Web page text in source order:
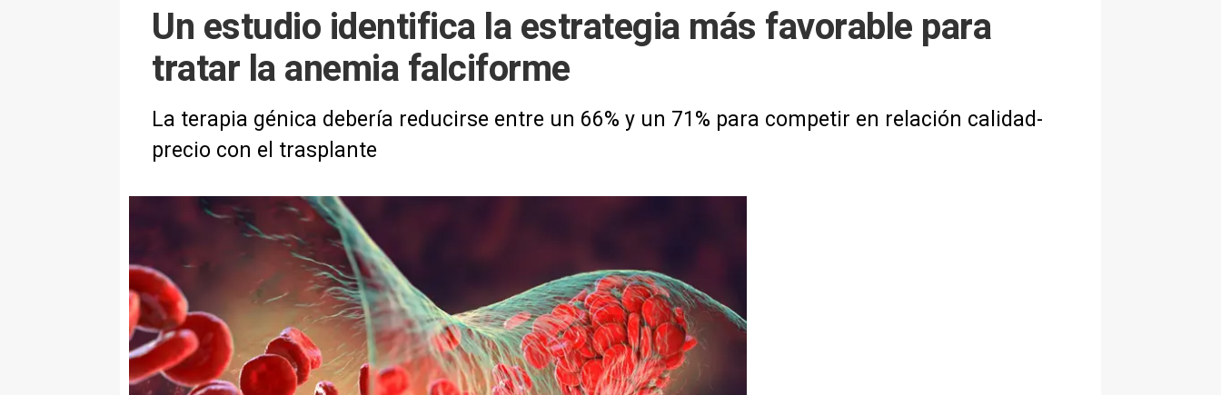
Un estudio identifica la estrategia más favorable para
tratar la anemia falciforme
La terapia génica debería reducirse entre un 66% y un 71% para competir en relación calidad-
precio con el trasplante